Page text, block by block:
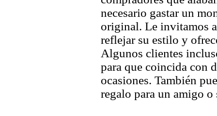
necesario gastar un
original. Le invitamos
reflejar su estilo y
Algunos clientes
para que coincida con
ocasiones. También
regalo para un amigo o